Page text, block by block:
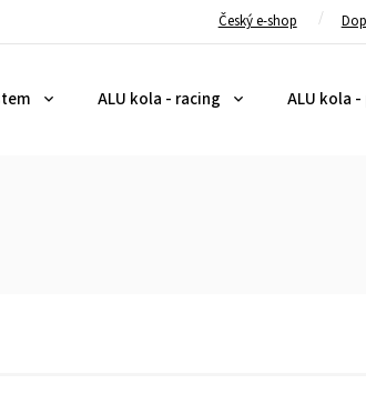
Český e-shop
ALU kola - racing ALU kola